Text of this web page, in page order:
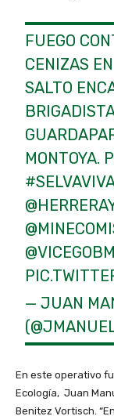
FUEGO
CENIZAS
SALTO
MONTOYA.
— JUAN
En este operativo
Ecología, Juan
Benitez Vortisch.